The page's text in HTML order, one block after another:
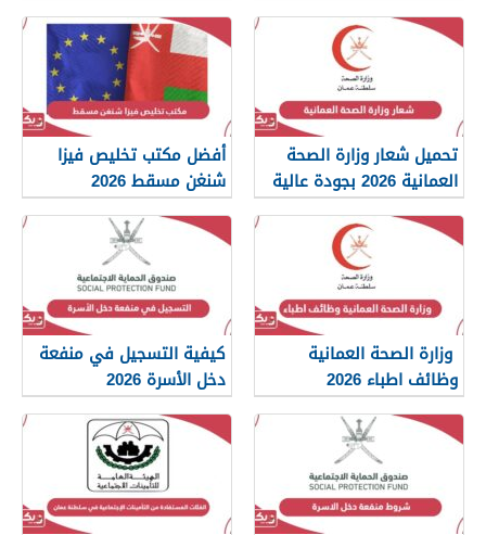
تحميل شعار وزارة الصحة
العمانية 2026 بجودة عالية
png
أفضل مكتب تخليص فيزا
شنغن مسقط 2026
وزارة الصحة العمانية
وظائف اطباء 2026
كيفية التسجيل في منفعة
دخل الأسرة 2026